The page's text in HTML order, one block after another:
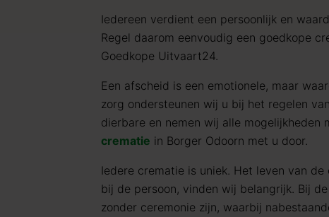
Iedereen verdient een persoonlijk en
Regel daarom eenvoudig een goedkope
Goedkope Uitvaart24.
Een afscheid is een emotionele, maar
zorg ondersteunen wij u bij het regelen
dierbare en nemen wij alle mogelijkheden
crematie in Borger Odoorn met u door.
Iedere crematie is uniek. Het leven van
bij de persoon, vinden wij belangrijk. Bij
zonder ceremonie zijn, waarbij